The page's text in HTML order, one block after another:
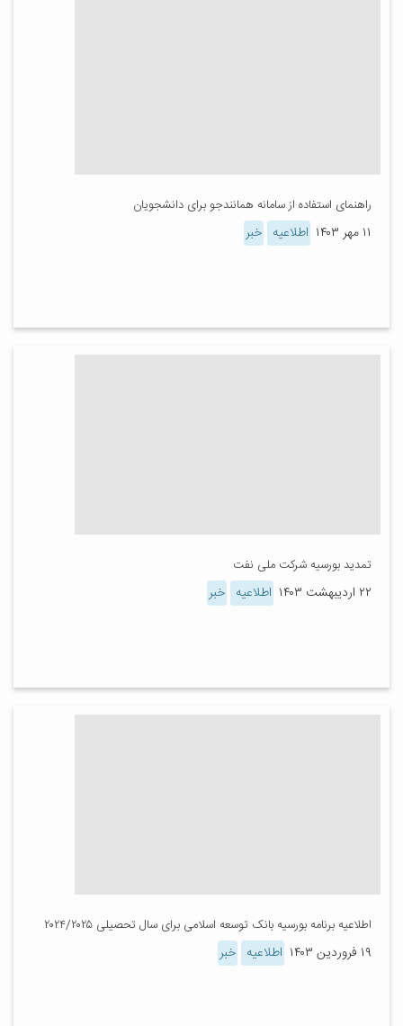
راهنمای استفاده از سامانه همانندجو برای دانشجویان
۱۱ مهر ۱۴۰۳ اطلاعیه خبر
تمدید بورسیه شرکت ملی نفت
۲۲ اردیبهشت ۱۴۰۳ اطلاعیه خبر
اطلاعیه برنامه بورسیه بانک توسعه اسلامی برای سال تحصیلی ۲۰۲۴/۲۰۲۵
۱۹ فروردین ۱۴۰۳ اطلاعیه خبر